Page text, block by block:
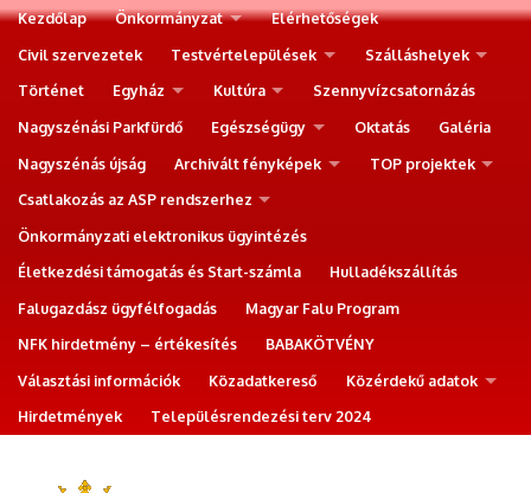
Kezdőlap Önkormányzat
Elérhetőségek
Civil szervezetek
Testvértelepülések
Szálláshelyek
Történet
Egyház Kultúra
Szennyvízcsatornázás
Nagyszénási Parkfürdő
Egészségügy Oktatás
Galéria
Nagyszénás újság
Archivált fényképek
TOP projektek
Csatlakozás az ASP rendszerhez
Önkormányzati elektronikus ügyintézés
Életkezdési támogatás és Start-számla
Hulladékszállítás
Falugazdász ügyfélfogadás
Magyar Falu Program
NFK hirdetmény – értékesítés
BABAKÖTVÉNY
Választási információk
Közadatkereső
Közérdekű adatok
Hirdetmények
Településrendezési terv 2024